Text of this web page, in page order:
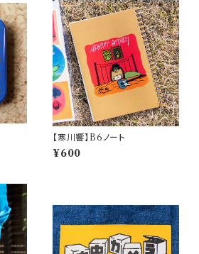
【寒川響】B6ノート
¥600